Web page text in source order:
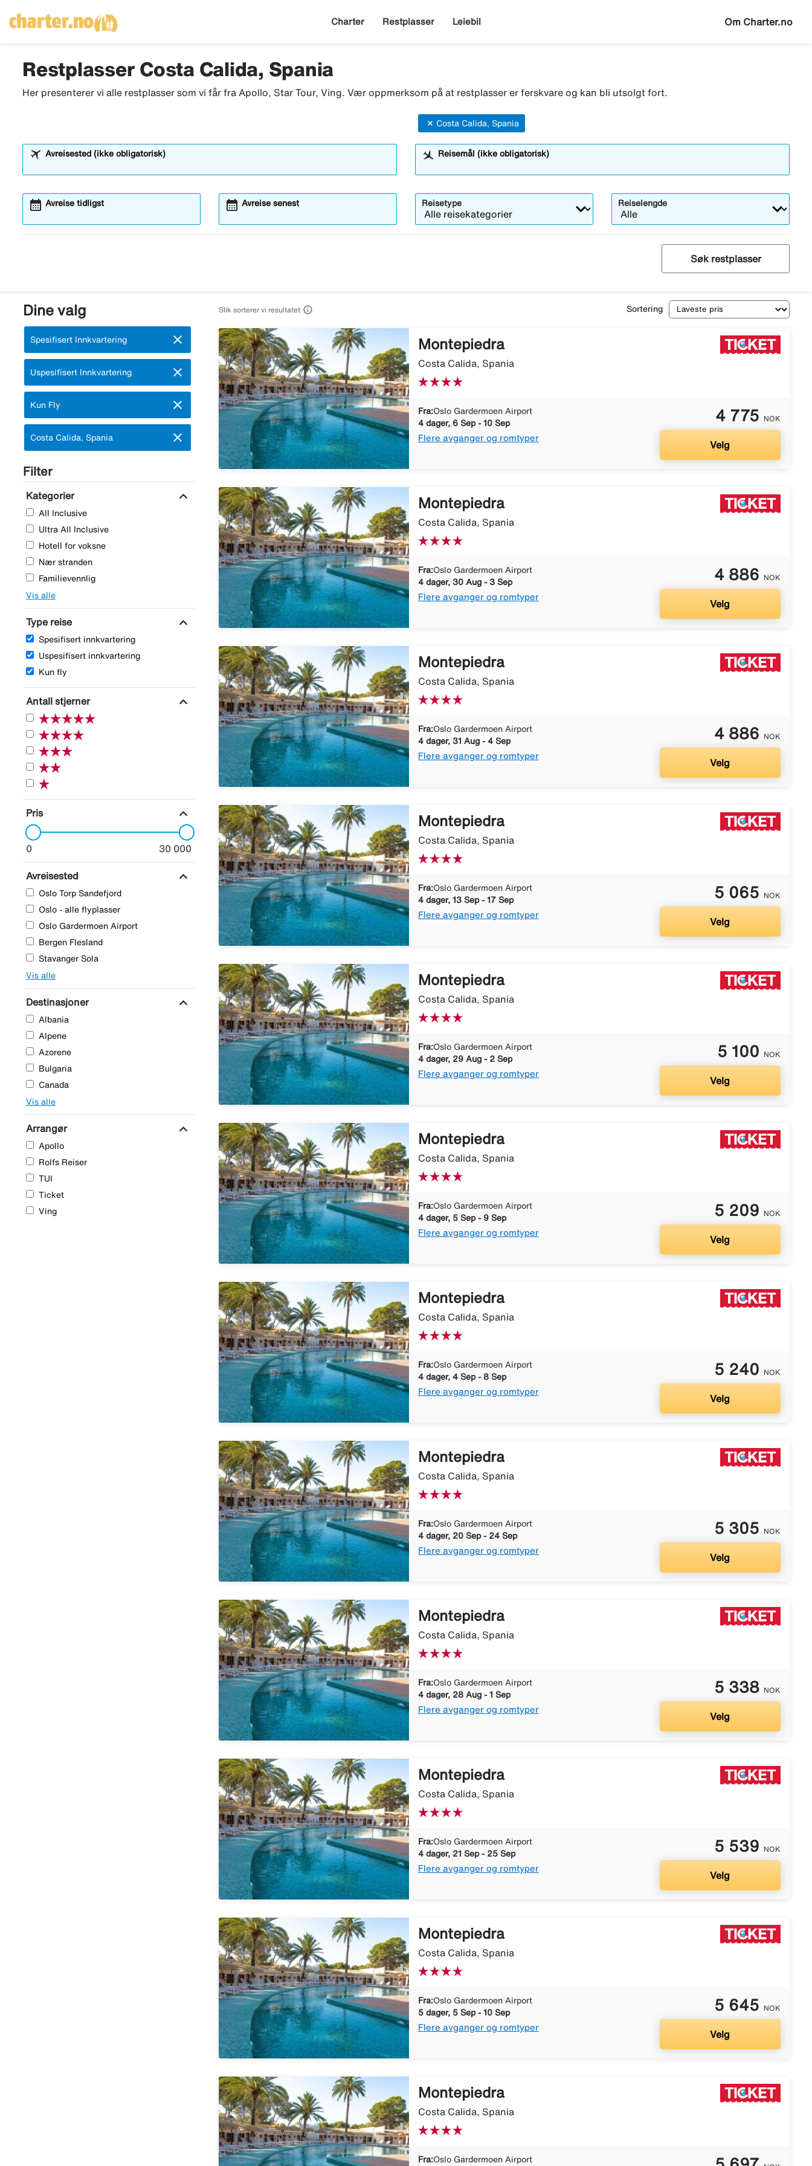
Charter Restplasser Leiebil Om Charter.no
Restplasser Costa Calida, Spania
Her presenterer vi alle restplasser som vi får fra Apollo, Star Tour, Ving. Vær oppmerksom på at restplasser er ferskvare og kan bli utsolgt fort.
Avreisested (ikke obligatorisk) Reisemål (ikke obligatorisk)
Costa Calida, Spania
Avreise tidligst
calendar_month Avreise senest
calendar_month Reisetype Reiselengde
Søk restplasser
Dine valg
Fjern:
Spesifisert Innkvartering close
Fjern:
Uspesifisert Innkvartering close
Fjern:
Kun Fly close
Fjern:
Costa Calida, Spania close
Filter
Kategorier expand_more
All Inclusive
Ultra All Inclusive
Hotell for voksne
Nær stranden
Familievennlig
Vis alle
Type reise expand_more
Spesifisert innkvartering
Uspesifisert innkvartering
Kun fly
Antall stjerner expand_more
Pris expand_more
0 30 000
Avreisested expand_more
Oslo Torp Sandefjord
Oslo - alle flyplasser
Oslo Gardermoen Airport
Bergen Flesland
Stavanger Sola
Vis alle
Destinasjoner expand_more
Albania
Alpene
Azorene
Bulgaria
Canada
Vis alle
Arrangør expand_more
Apollo
Rolfs Reiser
TUI
Ticket
Ving
Slik sorterer vi resultatet  Sortering
Montepiedra
Costa Calida, Spania
Fra:Oslo Gardermoen Airport
4 dager, 6 Sep - 10 Sep
Flere avganger og romtyper
4 775 NOK
Velg
Montepiedra
Costa Calida, Spania
Fra:Oslo Gardermoen Airport
4 dager, 30 Aug - 3 Sep
Flere avganger og romtyper
4 886 NOK
Velg
Montepiedra
Costa Calida, Spania
Fra:Oslo Gardermoen Airport
4 dager, 31 Aug - 4 Sep
Flere avganger og romtyper
4 886 NOK
Velg
Montepiedra
Costa Calida, Spania
Fra:Oslo Gardermoen Airport
4 dager, 13 Sep - 17 Sep
Flere avganger og romtyper
5 065 NOK
Velg
Montepiedra
Costa Calida, Spania
Fra:Oslo Gardermoen Airport
4 dager, 29 Aug - 2 Sep
Flere avganger og romtyper
5 100 NOK
Velg
Montepiedra
Costa Calida, Spania
Fra:Oslo Gardermoen Airport
4 dager, 5 Sep - 9 Sep
Flere avganger og romtyper
5 209 NOK
Velg
Montepiedra
Costa Calida, Spania
Fra:Oslo Gardermoen Airport
4 dager, 4 Sep - 8 Sep
Flere avganger og romtyper
5 240 NOK
Velg
Montepiedra
Costa Calida, Spania
Fra:Oslo Gardermoen Airport
4 dager, 20 Sep - 24 Sep
Flere avganger og romtyper
5 305 NOK
Velg
Montepiedra
Costa Calida, Spania
Fra:Oslo Gardermoen Airport
4 dager, 28 Aug - 1 Sep
Flere avganger og romtyper
5 338 NOK
Velg
Montepiedra
Costa Calida, Spania
Fra:Oslo Gardermoen Airport
4 dager, 21 Sep - 25 Sep
Flere avganger og romtyper
5 539 NOK
Velg
Montepiedra
Costa Calida, Spania
Fra:Oslo Gardermoen Airport
5 dager, 5 Sep - 10 Sep
Flere avganger og romtyper
5 645 NOK
Velg
Montepiedra
Costa Calida, Spania
Fra:Oslo Gardermoen Airport